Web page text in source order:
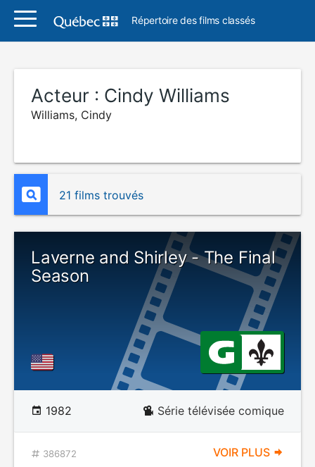
Répertoire des films classés
Acteur : Cindy Williams
Williams, Cindy
21 films trouvés
Laverne and Shirley - The Final
Season
1982 Série télévisée comique
386872 VOIR PLUS